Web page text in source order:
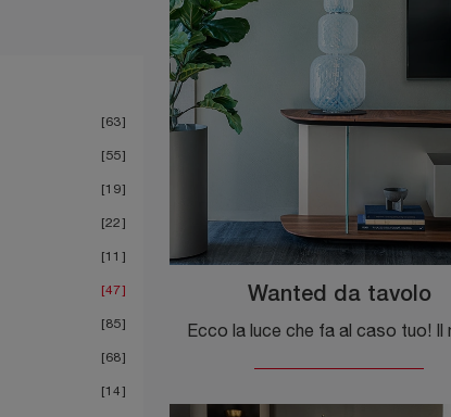
63
55
19
22
11
47
85
68
14
Wanted da tavolo